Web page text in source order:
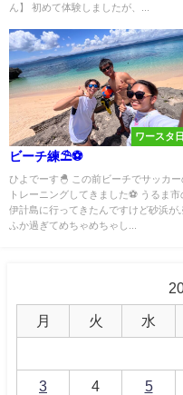
ん】 初めて体験しましたが、...
ワースタ
ビーチ練⛱️⚽️
ひよでーす🐣 この前ビーチでサッカー
トレーニングしてきました⚽️ うるま市
伊計島に行ってきたんですけど砂浜が
ふか過ぎてめちゃめちゃし...
月 火 水
3 4 5